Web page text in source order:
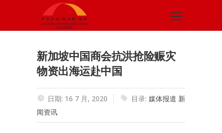
新加坡中国商会抗洪抢险赈灾
物资出海运赴中国
日期: 16 7 月, 2020 目录: 媒体报道 新
闻资讯